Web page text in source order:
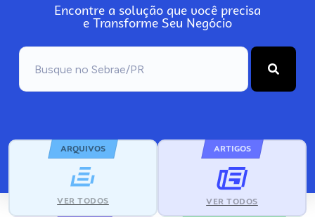
Encontre a solução que você precisa
e Transforme Seu Negócio
ARQUIVOS
VER TODOS
ARTIGOS
VER TODOS